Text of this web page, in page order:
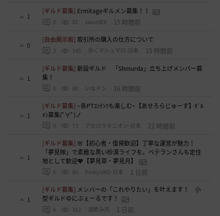
1
[ギルド募集] Ermitageギルメン募集！！
0 82 swordEX 15 時間前
0
[自由掲示板]取引所の購入の仕方について
2 145 歩くマシュマロ-日本 15 時間前
1
[ギルド募集]新設ギルド 「Shmurda」立ち上げメンバー募
集！
0 88 いなドン 16 時間前
1
[ギルド募集] ~各PTｺﾝﾃﾝﾂも楽しむ~【あせろらじゅーす】ｷﾞﾙ
ﾒﾝ募集(ﾟ∀ﾟ)ノ
0 73 アセロラオニオン-日本 21 時間前
1
[ギルド募集] 🌸【初心者・復帰歓迎】丁寧な運営が魅力！
「夢見隊」で素敵な黒い砂漠ライフを。ベテランさんも定住
地として歓迎💖【夢見草・夢見月】
0 80 PinkyURO-日本 1 日前
1
[ギルド募集] メンバーの「これやりたい」を叶えます！ 小
型ギルドゆにぶぇーるです！
0 312 酒飲み共 1 日前